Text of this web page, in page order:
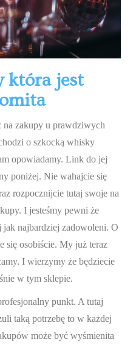
która jest
na zakupy u prawdziwych
o szkocką whisky
opowiadamy. Link do jej
poniżej. Nie wahajcie się
rozpocznijcie tutaj swoje na
I jesteśmy pewni że
jak najbardziej zadowoleni. O
się osobiście. My już teraz
I wierzymy że będziecie
w tym sklepie.
punkt. A tutaj
taką potrzebę to w każdej
może być wyśmienita